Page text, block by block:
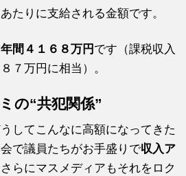
たりに支給される金額です。
年間４１６８万円 です（課税収入
７万円に相当）。
の“共犯関係”
してこんなに高額になってきた
で議員たちがお手盛りで収入ア
らにマスメディアもそれをロク